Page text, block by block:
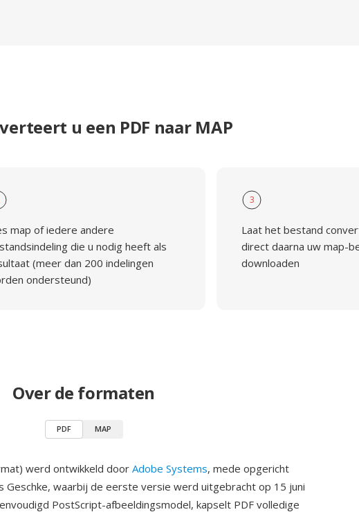
u een PDF naar MAP
map of iedere andere
die u nodig heeft als
(meer dan 200 indelingen
ondersteund)
3
Laat het bestand
direct daarna uw map-
downloaden
Over de formaten
PDF MAP
werd ontwikkeld door Adobe Systems, mede opgericht
Geschke, waarbij de eerste versie werd uitgebracht op 15 juni
PostScript-afbeeldingsmodel, kapselt PDF volledige